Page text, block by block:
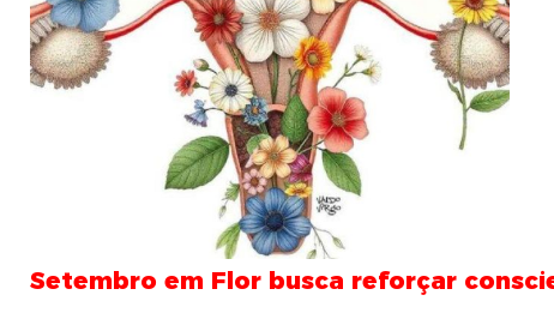
Setembro em Flor busca reforçar